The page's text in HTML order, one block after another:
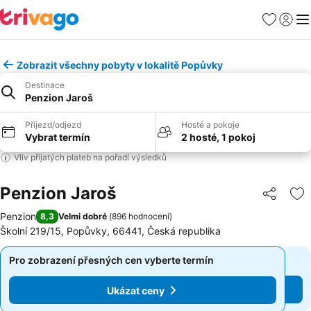
Oblíbené
Zobrazit všechny pobyty v lokalitě Popůvky
Destinace
Penzion Jaroš
Příjezd/odjezd
Vybrat termín
Hosté a pokoje
2 hosté, 1 pokoj
Vliv přijatých plateb na pořadí výsledků
Penzion Jaroš Sdílet
Penzion 8,3 Velmi dobré (896 hodnocení)
Školní 219/15, Popůvky, 66441, Česká republika
Pro zobrazení přesných cen vyberte termín
Ukázat ceny
Pro zobrazení přesných cen vyberte termín
Ukázat ceny